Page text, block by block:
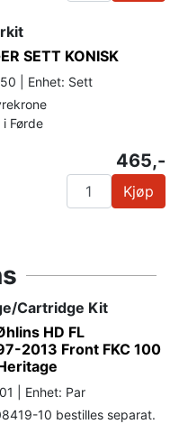
SETT KONISK
| Enhet: Sett
Førde
465,-
Kjøp
Cartridge Kit
HD FL
2013 Front FKC 100
| Enhet: Par
10 bestilles separat.